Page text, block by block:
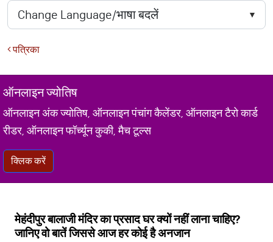
पत्रिका
ऑनलाइन ज्योतिष
ऑनलाइन अंक ज्योतिष, ऑनलाइन पंचांग कैलेंडर, ऑनलाइन टैरो कार्ड
रीडर, ऑनलाइन फॉर्च्यून कुकी, मैच टूल्स
क्लिक करें
मेहंदीपुर बालाजी मंदिर का प्रसाद घर क्यों नहीं लाना चाहिए?
जानिए वो बातें जिससे आज हर कोई है अनजान